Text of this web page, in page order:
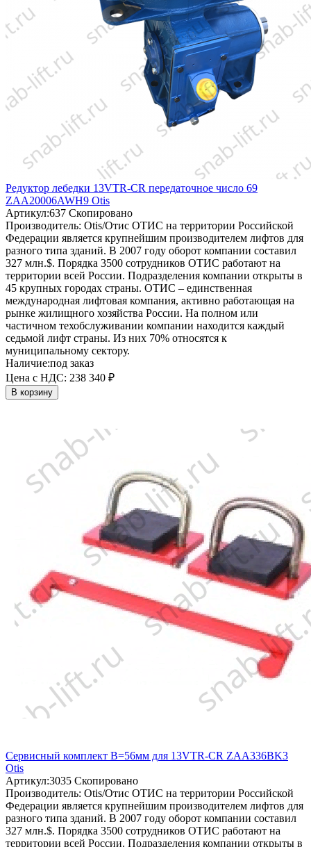
Редуктор лебедки 13VTR-CR передаточное число 69
ZAA20006AWH9 Otis
Артикул:637 Скопировано
Производитель: Otis/Отис ОТИС на территории Российской
Федерации является крупнейшим производителем лифтов для
разного типа зданий. В 2007 году оборот компании составил
327 млн.$. Порядка 3500 сотрудников ОТИС работают на
территории всей России. Подразделения компании открыты в
45 крупных городах страны. ОТИС – единственная
международная лифтовая компания, активно работающая на
рынке жилищного хозяйства России. На полном или
частичном техобслуживании компании находится каждый
седьмой лифт страны. Из них 70% относятся к
муниципальному сектору.
Наличие:под заказ
Цена с НДС: 238 340 ₽
В корзину
Сервисный комплект B=56мм для 13VTR-CR ZAA336BK3
Otis
Артикул:3035 Скопировано
Производитель: Otis/Отис ОТИС на территории Российской
Федерации является крупнейшим производителем лифтов для
разного типа зданий. В 2007 году оборот компании составил
327 млн.$. Порядка 3500 сотрудников ОТИС работают на
территории всей России. Подразделения компании открыты в